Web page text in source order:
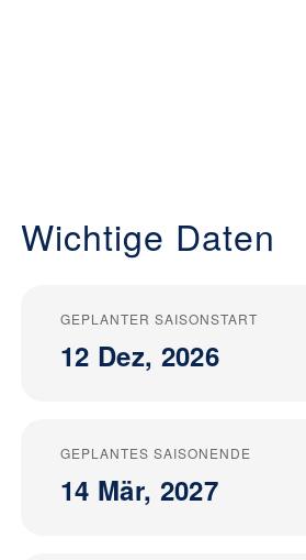
Wichtige Daten
GEPLANTER SAISONSTART
12 Dez, 2026
GEPLANTES SAISONENDE
14 Mär, 2027